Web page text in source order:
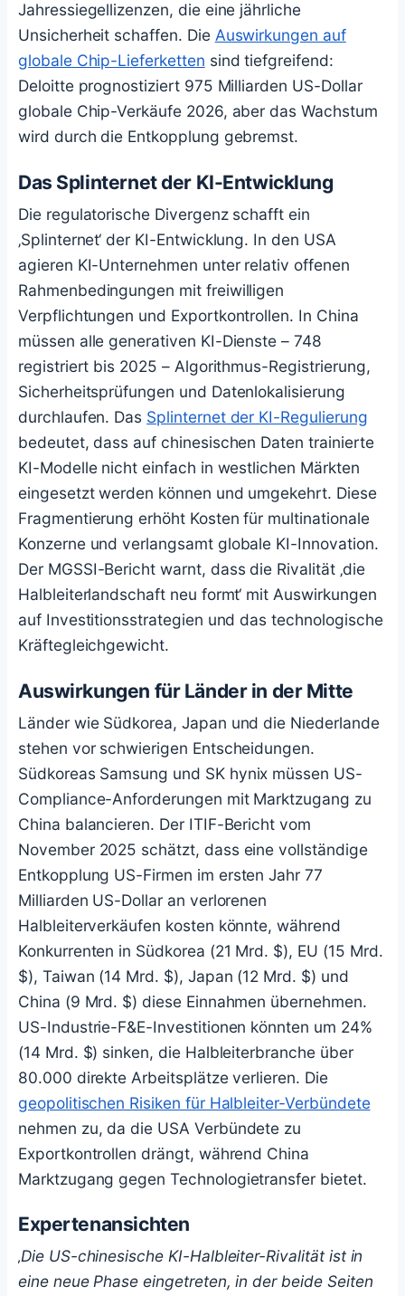
Jahressiegellizenzen, die eine jährliche
Unsicherheit schaffen. Die Auswirkungen auf
globale Chip-Lieferketten sind tiefgreifend:
Deloitte prognostiziert 975 Milliarden US-Dollar
globale Chip-Verkäufe 2026, aber das Wachstum
wird durch die Entkopplung gebremst.
Das Splinternet der KI-Entwicklung
Die regulatorische Divergenz schafft ein
‚Splinternet‘ der KI-Entwicklung. In den USA
agieren KI-Unternehmen unter relativ offenen
Rahmenbedingungen mit freiwilligen
Verpflichtungen und Exportkontrollen. In China
müssen alle generativen KI-Dienste – 748
registriert bis 2025 – Algorithmus-Registrierung,
Sicherheitsprüfungen und Datenlokalisierung
durchlaufen. Das Splinternet der KI-Regulierung
bedeutet, dass auf chinesischen Daten trainierte
KI-Modelle nicht einfach in westlichen Märkten
eingesetzt werden können und umgekehrt. Diese
Fragmentierung erhöht Kosten für multinationale
Konzerne und verlangsamt globale KI-Innovation.
Der MGSSI-Bericht warnt, dass die Rivalität ‚die
Halbleiterlandschaft neu formt‘ mit Auswirkungen
auf Investitionsstrategien und das technologische
Kräftegleichgewicht.
Auswirkungen für Länder in der Mitte
Länder wie Südkorea, Japan und die Niederlande
stehen vor schwierigen Entscheidungen.
Südkoreas Samsung und SK hynix müssen US-
Compliance-Anforderungen mit Marktzugang zu
China balancieren. Der ITIF-Bericht vom
November 2025 schätzt, dass eine vollständige
Entkopplung US-Firmen im ersten Jahr 77
Milliarden US-Dollar an verlorenen
Halbleiterverkäufen kosten könnte, während
Konkurrenten in Südkorea (21 Mrd. $), EU (15 Mrd.
$), Taiwan (14 Mrd. $), Japan (12 Mrd. $) und
China (9 Mrd. $) diese Einnahmen übernehmen.
US-Industrie-F&E-Investitionen könnten um 24%
(14 Mrd. $) sinken, die Halbleiterbranche über
80.000 direkte Arbeitsplätze verlieren. Die
geopolitischen Risiken für Halbleiter-Verbündete
nehmen zu, da die USA Verbündete zu
Exportkontrollen drängt, während China
Marktzugang gegen Technologietransfer bietet.
Expertenansichten
‚Die US-chinesische KI-Halbleiter-Rivalität ist in
eine neue Phase eingetreten, in der beide Seiten